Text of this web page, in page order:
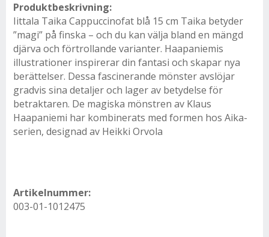
Produktbeskrivning:
Iittala Taika Cappuccinofat blå 15 cm Taika betyder
”magi” på finska – och du kan välja bland en mängd
djärva och förtrollande varianter. Haapaniemis
illustrationer inspirerar din fantasi och skapar nya
berättelser. Dessa fascinerande mönster avslöjar
gradvis sina detaljer och lager av betydelse för
betraktaren. De magiska mönstren av Klaus
Haapaniemi har kombinerats med formen hos Aika-
serien, designad av Heikki Orvola
Artikelnummer:
003-01-1012475